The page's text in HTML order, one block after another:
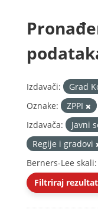
Izdavači: Grad
Oznake:
ZPPI
Izdavača:
Javni
Regije i gradovi
Berners-Lee skali:
Filtriraj